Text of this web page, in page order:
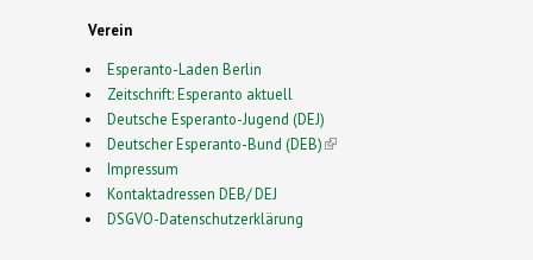
Verein
Esperanto-Laden Berlin
Zeitschrift: Esperanto aktuell
Deutsche Esperanto-Jugend (DEJ)
Deutscher Esperanto-Bund (DEB)(link is external)
Impressum
Kontaktadressen DEB/ DEJ
DSGVO-Datenschutzerklärung